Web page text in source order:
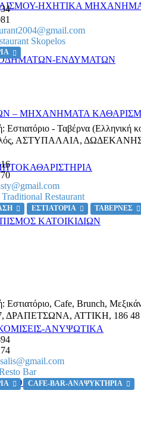
ΗΧΗΤΙΚΑ
ΕΝΔΥΜΑΤΩΝ
– ΜΗΧΑΝΗΜΑΤΑ
ΚΑΤΟΙΚΙΔΙΩΝ
ΑΝΥΨΩΤΙΚΑ
Skopelos
Εστιατόριο - Ταβέρνα (Ελληνική
, ΑΣΤΥΠΑΛΑΙΑ,
Restaurant
ΕΣΤΙΑΤΟΡΙΑ ΤΑΒΕΡΝΕΣ
Εστιατόριο, Cafe, Brunch,
, ΔΡΑΠΕΤΣΩΝΑ, ΑΤΤΙΚΗ, 186 48
Bar
CAFE-BAR-ΑΝΑΨΥΚΤΗΡΙΑ